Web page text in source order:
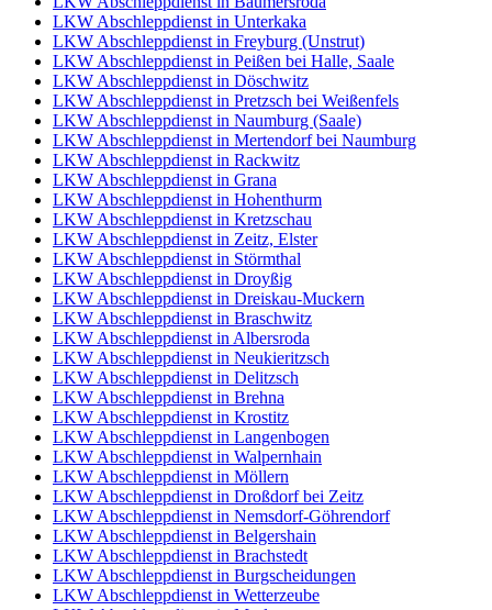
LKW Abschleppdienst in Unterkaka
LKW Abschleppdienst in Freyburg (Unstrut)
LKW Abschleppdienst in Peißen bei Halle, Saale
LKW Abschleppdienst in Döschwitz
LKW Abschleppdienst in Pretzsch bei Weißenfels
LKW Abschleppdienst in Naumburg (Saale)
LKW Abschleppdienst in Mertendorf bei Naumburg
LKW Abschleppdienst in Rackwitz
LKW Abschleppdienst in Grana
LKW Abschleppdienst in Hohenthurm
LKW Abschleppdienst in Kretzschau
LKW Abschleppdienst in Zeitz, Elster
LKW Abschleppdienst in Störmthal
LKW Abschleppdienst in Droyßig
LKW Abschleppdienst in Dreiskau-Muckern
LKW Abschleppdienst in Braschwitz
LKW Abschleppdienst in Albersroda
LKW Abschleppdienst in Neukieritzsch
LKW Abschleppdienst in Delitzsch
LKW Abschleppdienst in Brehna
LKW Abschleppdienst in Krostitz
LKW Abschleppdienst in Langenbogen
LKW Abschleppdienst in Walpernhain
LKW Abschleppdienst in Möllern
LKW Abschleppdienst in Droßdorf bei Zeitz
LKW Abschleppdienst in Nemsdorf-Göhrendorf
LKW Abschleppdienst in Belgershain
LKW Abschleppdienst in Brachstedt
LKW Abschleppdienst in Burgscheidungen
LKW Abschleppdienst in Wetterzeube